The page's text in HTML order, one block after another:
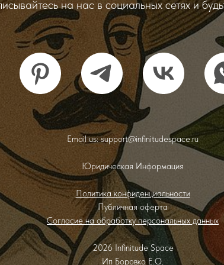
на нас в социальных сетях и
Email us: support@infinitudespace.ru
Юридическая Информация
Политика конфиденциальности
Публичная оферта
Согласие на обработку персональных данных
2026 Infinitude Space
Ип Боровко Е.О.